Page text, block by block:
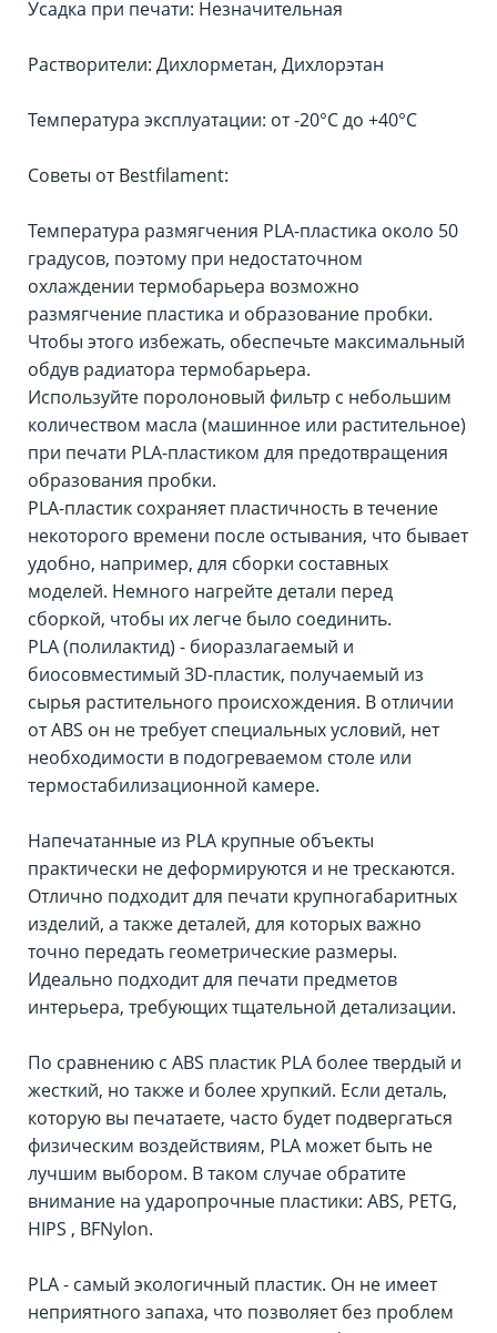
Усадка при печати: Незначительная
Растворители: Дихлорметан, Дихлорэтан
Температура эксплуатации: от -20°С до +40°С
Советы от Bestfilament:
Температура размягчения PLA-пластика около 50
градусов, поэтому при недостаточном
охлаждении термобарьера возможно
размягчение пластика и образование пробки.
Чтобы этого избежать, обеспечьте максимальный
обдув радиатора термобарьера.
Используйте поролоновый фильтр с небольшим
количеством масла (машинное или растительное)
при печати PLA-пластиком для предотвращения
образования пробки.
PLA-пластик сохраняет пластичность в течение
некоторого времени после остывания, что бывает
удобно, например, для сборки составных
моделей. Немного нагрейте детали перед
сборкой, чтобы их легче было соединить.
PLA (полилактид) - биоразлагаемый и
биосовместимый 3D-пластик, получаемый из
сырья растительного происхождения. В отличии
от ABS он не требует специальных условий, нет
необходимости в подогреваемом столе или
термостабилизационной камере.
Напечатанные из PLA крупные объекты
практически не деформируются и не трескаются.
Отлично подходит для печати крупногабаритных
изделий, а также деталей, для которых важно
точно передать геометрические размеры.
Идеально подходит для печати предметов
интерьера, требующих тщательной детализации.
По сравнению с ABS пластик PLA более твердый и
жесткий, но также и более хрупкий. Если деталь,
которую вы печатаете, часто будет подвергаться
физическим воздействиям, PLA может быть не
лучшим выбором. В таком случае обратите
внимание на ударопрочные пластики: ABS, PETG,
HIPS , BFNylon.
PLA - самый экологичный пластик. Он не имеет
неприятного запаха, что позволяет без проблем